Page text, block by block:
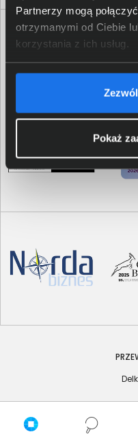
Partnerzy mogą
otrzymanymi od Ciebie
korzystania z ich usług.
Pokaż